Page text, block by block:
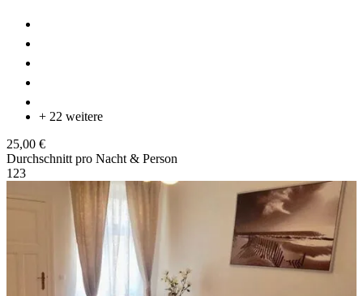
+ 22 weitere
25,00 €
Durchschnitt pro Nacht & Person
1 23